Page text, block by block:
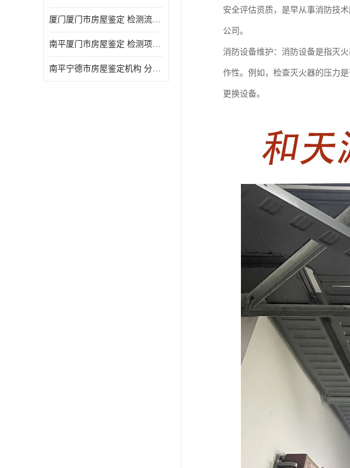
厦门厦门市房屋鉴定 检测流程规范 检测方式多样化
南平厦门市房屋鉴定 检测项目广 经验较为丰富
南平宁德市房屋鉴定机构 分析准确度高 可及时反馈数据结果
安全评估资质，是早从事消防技
公司。
消防设备维护：消防设备是指灭
作性。例如，检查灭火器的压力
更换设备。